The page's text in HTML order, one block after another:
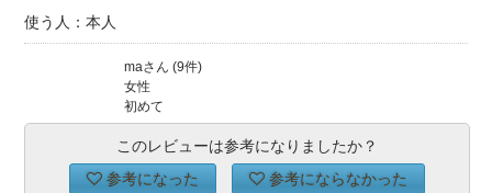
使う人：本人
maさん (9件)
女性
初めて
このレビューは参考になりましたか？
参考になった
参考にならなかった